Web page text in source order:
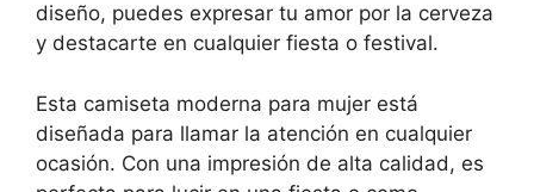
diseño, puedes expresar tu amor por la cerveza
y destacarte en cualquier fiesta o festival.
Esta camiseta moderna para mujer está
diseñada para llamar la atención en cualquier
ocasión. Con una impresión de alta calidad, es